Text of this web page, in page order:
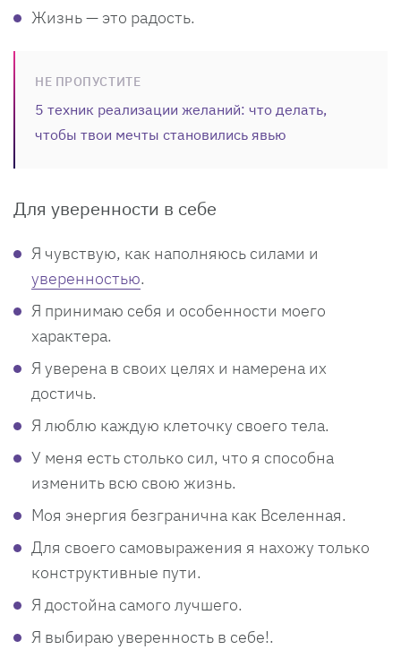
Жизнь — это радость.
НЕ ПРОПУСТИТЕ
5 техник реализации желаний: что делать,
чтобы твои мечты становились явью
Для уверенности в себе
Я чувствую, как наполняюсь силами и
уверенностью.
Я принимаю себя и особенности моего
характера.
Я уверена в своих целях и намерена их
достичь.
Я люблю каждую клеточку своего тела.
У меня есть столько сил, что я способна
изменить всю свою жизнь.
Моя энергия безгранична как Вселенная.
Для своего самовыражения я нахожу только
конструктивные пути.
Я достойна самого лучшего.
Я выбираю уверенность в себе!.